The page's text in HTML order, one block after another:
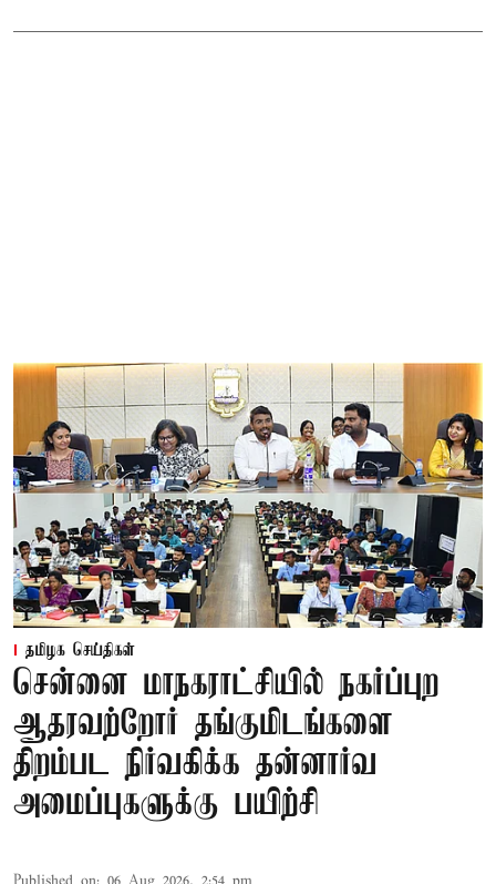
தமிழக செய்திகள்
சென்னை மாநகராட்சியில் நகர்ப்புற
ஆதரவற்றோர் தங்குமிடங்களை
திறம்பட நிர்வகிக்க தன்னார்வ
அமைப்புகளுக்கு பயிற்சி